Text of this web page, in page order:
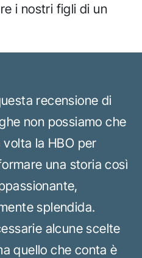
i nostri figli di un
recensione di
non possiamo che
la HBO per
una storia così
splendida.
alcune scelte
quello che conta è